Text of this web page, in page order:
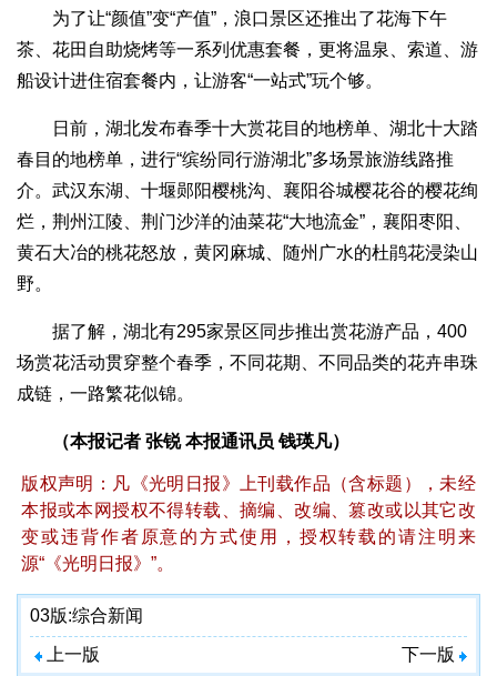
为了让“颜值”变“产值”，浪口景区还推出了花海下午
茶、花田自助烧烤等一系列优惠套餐，更将温泉、索道、游
船设计进住宿套餐内，让游客“一站式”玩个够。
日前，湖北发布春季十大赏花目的地榜单、湖北十大踏
春目的地榜单，进行“缤纷同行游湖北”多场景旅游线路推
介。武汉东湖、十堰郧阳樱桃沟、襄阳谷城樱花谷的樱花绚
烂，荆州江陵、荆门沙洋的油菜花“大地流金”，襄阳枣阳、
黄石大冶的桃花怒放，黄冈麻城、随州广水的杜鹃花浸染山
野。
据了解，湖北有295家景区同步推出赏花游产品，400
场赏花活动贯穿整个春季，不同花期、不同品类的花卉串珠
成链，一路繁花似锦。
（本报记者 张锐 本报通讯员 钱瑛凡）
版权声明：凡《光明日报》上刊载作品（含标题），未经
本报或本网授权不得转载、摘编、改编、篡改或以其它改
变或违背作者原意的方式使用，授权转载的请注明来
源“《光明日报》”。
03版:综合新闻
上一版 下一版